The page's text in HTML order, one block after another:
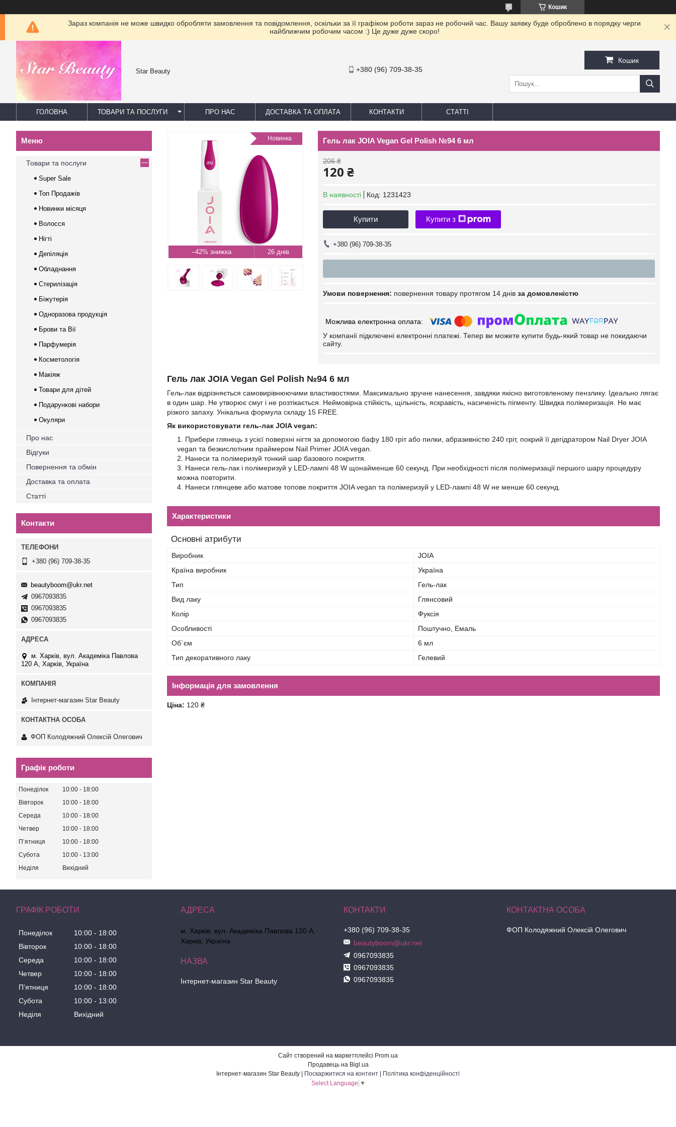
Кошик
Зараз компанія не може швидко обробляти замовлення та повідомлення, оскільки за її графіком роботи зараз не робочий час. Вашу заявку буде оброблено в порядку черги
найближчим робочим часом :) Це дуже дуже скоро!
Star Beauty +380 (96) 709-38-35
Кошик
ГОЛОВНА ТОВАРИ ТА ПОСЛУГИ ПРО НАС ДОСТАВКА ТА ОПЛАТА КОНТАКТИ СТАТТІ
–42% 26 днів
Новинка Гель лак JOIA Vegan Gel Polish №94 6 мл
206 ₴
120 ₴
В наявності Код: 1231423
Купити Купити з
+380 (96) 709-38-35
повернення товару протягом 14 днів за домовленістю
У компанії підключені електронні платежі. Тепер ви можете купити будь-який товар не покидаючи
сайту.
Гель лак JOIA Vegan Gel Polish №94 6 мл
Гель-лак відрізняється самовирівнюючими властивостями. Максимально зручне нанесення, завдяки якісно виготовленому пензлику. Ідеально лягає
в один шар. Не утворює смуг і не розтікається. Неймовірна стійкість, щільність, яскравість, насиченість пігменту. Швидка полімеризація. Не має
різкого запаху. Унікальна формула складу 15 FREE.
Як використовувати гель-лак JOIA vegan:
Прибери глянець з усієї поверхні нігтя за допомогою бафу 180 гріт або пилки, абразивністю 240 гріт, покрий її дегідратором Nail Dryer JOIA
vegan та безкислотним праймером Nail Primer JOIA vegan.
Нанеси та полімеризуй тонкий шар базового покриття.
Нанеси гель-лак і полімеризуй у LED-лампі 48 W щонайменше 60 секунд. При необхідності після полімеризації першого шару процедуру
можна повторити.
Нанеси глянцеве або матове топове покриття JOIA vegan та полімеризуй у LED-лампі 48 W не менше 60 секунд.
Характеристики
Основні атрибути
Виробник
JOIA
Країна виробник
Україна
Тип
Гель-лак
Вид лаку
Глянсовий
Колір
Фуксія
Особливості
Поштучно, Емаль
Об`єм
6 мл
Тип декоративного лаку
Гелевий
Інформація для замовлення
Ціна: 120 ₴
Товари та послуги
Super Sale
Топ Продажів
Новинки місяця
Волосся
Нігті
Депіляція
Обладнання
Стерилізація
Біжутерія
Одноразова продукція
Брови та Вії
Парфумерія
Косметологія
Макіяж
Товари для дітей
Подарункові набори
Окуляри
Про нас
Відгуки
Повернення та обмін
Доставка та оплата
Статті
Контакти
+380 (96) 709-38-35
beautyboom@ukr.net
0967093835
0967093835
0967093835
м. Харків, вул. Академіка Павлова
120 А, Харків, Україна
Інтернет-магазин Star Beauty
ФОП Колодяжний Олексій Олегович
Графік роботи
Понеділок 10:00
18:00
Вівторок
10:00
18:00
Середа
10:00
18:00
Четвер
10:00
18:00
Пʼятниця
10:00
18:00
Субота
10:00
13:00
Неділя
Вихідний
ГРАФІК РОБОТИ
Понеділок 10:00
18:00
Вівторок
10:00
18:00
Середа
10:00
18:00
Четвер
10:00
18:00
Пʼятниця
10:00
18:00
Субота
10:00
13:00
Неділя
Вихідний
м. Харків, вул. Академіка Павлова 120 А,
Харків, Україна
Інтернет-магазин Star Beauty
+380 (96) 709-38-35
beautyboom@ukr.net
0967093835
0967093835
0967093835
ФОП Колодяжний Олексій Олегович
Сайт створений на маркетплейсі Prom.ua
Продавець на Bigl.ua
Інтернет-магазин Star Beauty | Поскаржитися на контент | Політика конфіденційності
Select Language ▼